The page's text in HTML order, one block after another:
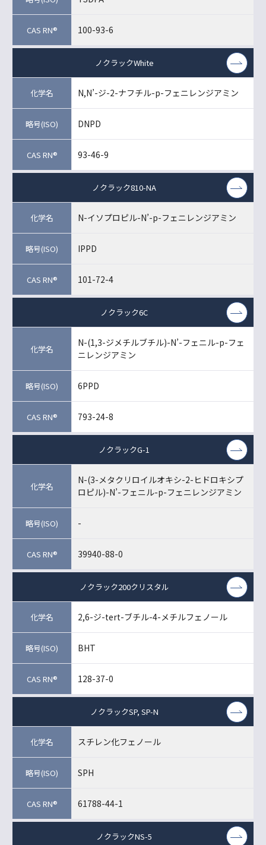
100-93-6
ノクラックWhite
N,N’-ジ-2-ナフチル-p-フェニレンジアミン
DNPD
93-46-9
ノクラック810-NA
N-イソプロピル-N’-p-フェニレンジアミン
IPPD
101-72-4
ノクラック6C
N-(1,3-ジメチルブチル)-N’-フェニル-p-フェ
ニレンジアミン
6PPD
793-24-8
ノクラックG-1
N-(3-メタクリロイルオキシ-2-ヒドロキシプ
ロピル)-N’-フェニル-p-フェニレンジアミン
-
39940-88-0
ノクラック200クリスタル
2,6-ジ-tert-ブチル-4-メチルフェノール
BHT
128-37-0
ノクラックSP, SP-N
スチレン化フェノール
SPH
61788-44-1
ノクラックNS-5